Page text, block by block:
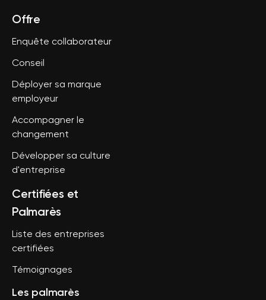
Offre
Enquête collaborateur
Conseil
Déployer sa marque
employeur
Accompagner le
changement
Développer sa culture
d'entreprise
Certifiées et
Palmarès
Liste des entreprises
certifiées
Témoignages
Les palmarès